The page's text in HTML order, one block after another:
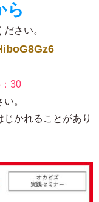
ら
さい。
30
。
じかれることがあり